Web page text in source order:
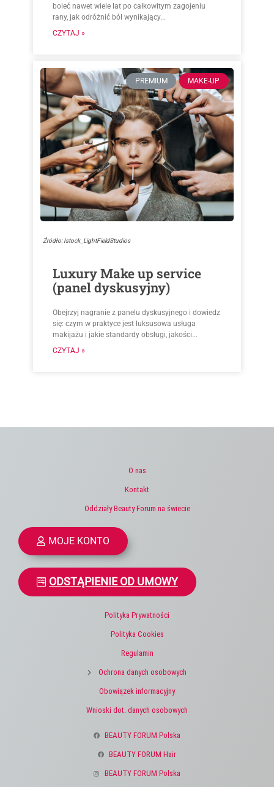
boleć nawet wiele lat po całkowitym zagojeniu
rany, jak odróżnić ból wynikający...
CZYTAJ »
PREMIUM MAKE-UP
Źródło: Istock_LightFieldStudios
Luxury Make up service
(panel dyskusyjny)
Obejrzyj nagranie z panelu dyskusyjnego i dowiedz
się: czym w praktyce jest luksusowa usługa
makijażu i jakie standardy obsługi, jakości...
CZYTAJ »
O nas
Kontakt
Oddziały Beauty Forum na świecie
MOJE KONTO
ODSTĄPIENIE OD UMOWY
Polityka Prywatności
Polityka Cookies
Regulamin
Ochrona danych osobowych
Obowiązek informacyjny
Wnioski dot. danych osobowych
BEAUTY FORUM Polska
BEAUTY FORUM Hair
BEAUTY FORUM Polska